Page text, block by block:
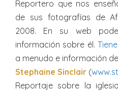
Reportero que nos
de sus fotografías de
2008. En su web
información sobre él.
a menudo e información
Stephaine Sinclair (
Reportaje sobre la